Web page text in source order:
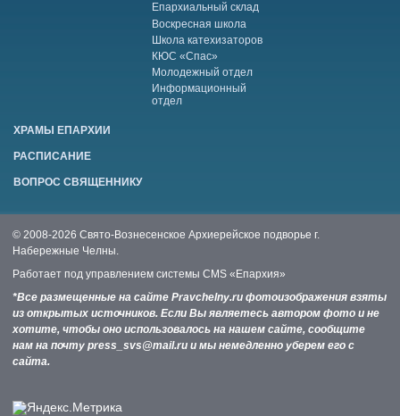
Епархиальный склад
Воскресная школа
Школа катехизаторов
КЮС «Спас»
Молодежный отдел
Информационный
отдел
ХРАМЫ ЕПАРХИИ
РАСПИСАНИЕ
ВОПРОС СВЯЩЕННИКУ
© 2008-2026 Свято-Вознесенское Архиерейское подворье г.
Набережные Челны.
Работает под управлением системы CMS «Епархия»
*Все размещенные на сайте Pravchelny.ru фотоизображения взяты
из открытых источников. Если Вы являетесь автором фото и не
хотите, чтобы оно использовалось на нашем сайте, сообщите
нам на почту press_svs@mail.ru и мы немедленно уберем его с
сайта.